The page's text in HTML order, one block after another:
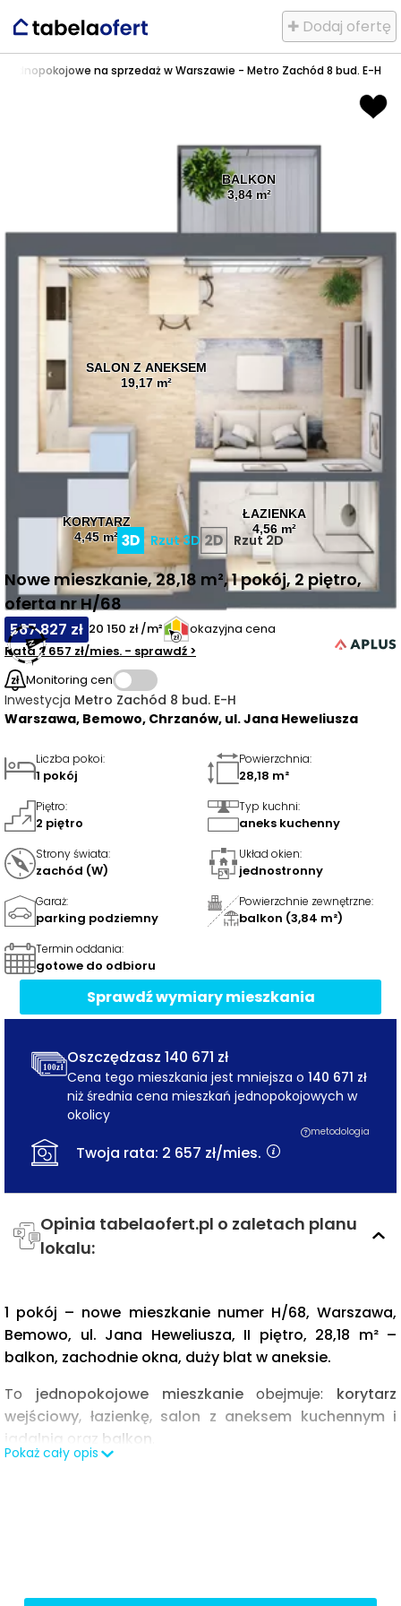
✚ Dodaj ofertę
jednopokojowe na sprzedaż w Warszawie - Metro Zachód 8 bud. E-H
Nowe mieszkanie, 28,18 m², 1 pokój, 2 piętro,
oferta nr H/68
567 827 zł 20 150 zł /m²
okazyjna cena
Rata2 657 zł/mies. - sprawdź >
Monitoring cen
Inwestycja Metro Zachód 8 bud. E-H
Warszawa, Bemowo, Chrzanów, ul. Jana Heweliusza
SALON Z ANEKSEM
19,17 m²
ŁAZIENKA
4,56 m²
KORYTARZ
4,45 m²
BALKON
3,84 m²
Rzut 3D Rzut 2D
Liczba pokoi:
1 pokój
Powierzchnia:
28,18 m²
Piętro:
2 piętro
Typ kuchni:
aneks kuchenny
Strony świata:
zachód (W)
Układ okien:
jednostronny
Garaż:
parking podziemny
Powierzchnie zewnętrzne:
balkon (3,84 m²)
Termin oddania:
gotowe do odbioru
Sprawdź wymiarymieszkania
Oszczędzasz 140 671 zł
Cena tego mieszkania jest mniejsza o 140 671 zł
niż średnia cena mieszkań jednopokojowych w
okolicy
metodologia
Twoja rata: 2 657 zł/mies.
Opinia tabelaofert.pl o zaletach planu
lokalu:
1 pokój – nowe mieszkanie numer H/68, Warszawa,
Bemowo, ul. Jana Heweliusza, II piętro, 28,18 m² –
balkon, zachodnie okna, duży blat w aneksie.
To jednopokojowe mieszkanieobejmuje: korytarz
wejściowy, łazienkę, salon z aneksem kuchennym i
jadalnią
oraz balkon
Pokaż cały opis